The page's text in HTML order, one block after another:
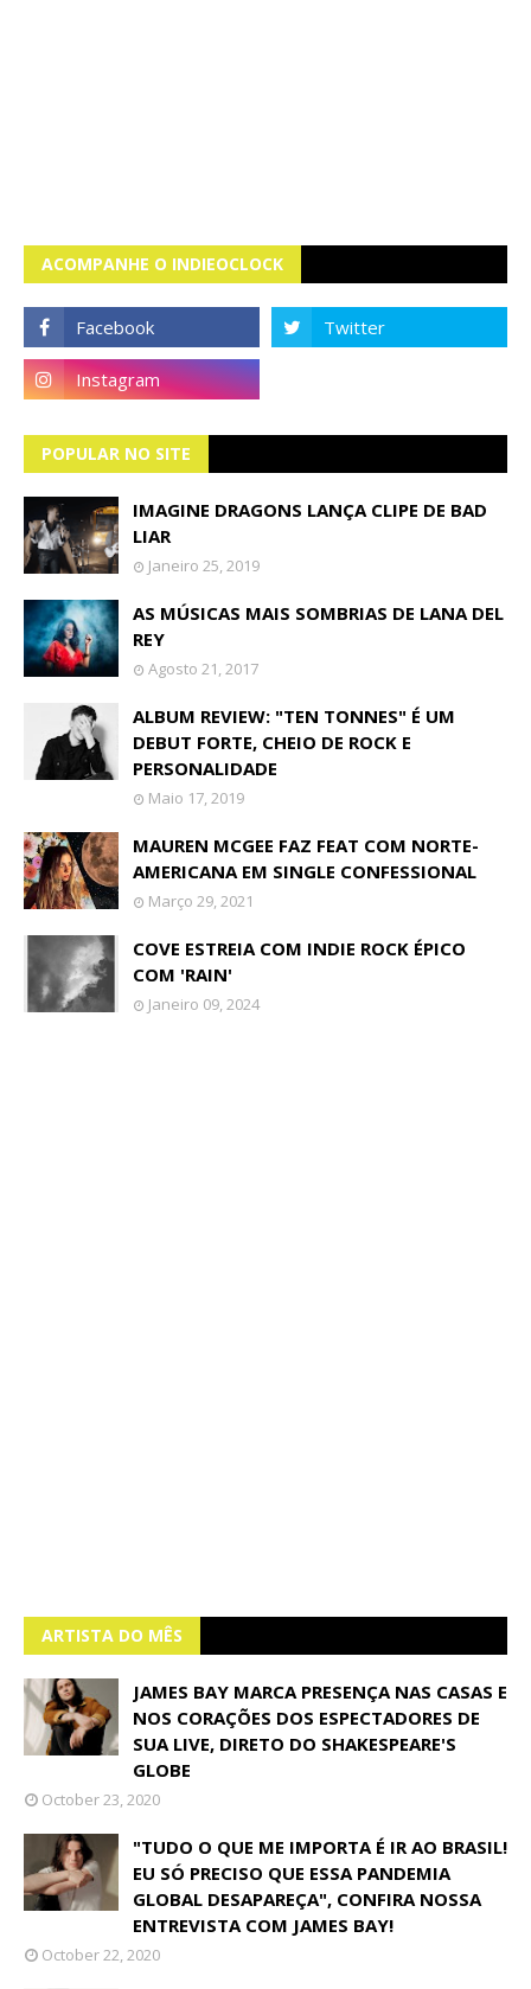
ACOMPANHE O INDIEOCLOCK
POPULAR NO SITE
IMAGINE DRAGONS LANÇA CLIPE DE BAD
LIAR
Janeiro 25, 2019
AS MÚSICAS MAIS SOMBRIAS DE LANA DEL
REY
Agosto 21, 2017
ALBUM REVIEW: "TEN TONNES" É UM
DEBUT FORTE, CHEIO DE ROCK E
PERSONALIDADE
Maio 17, 2019
MAUREN MCGEE FAZ FEAT COM NORTE-
AMERICANA EM SINGLE CONFESSIONAL
Março 29, 2021
COVE ESTREIA COM INDIE ROCK ÉPICO
COM 'RAIN'
Janeiro 09, 2024
ARTISTA DO MÊS
JAMES BAY MARCA PRESENÇA NAS CASAS E
NOS CORAÇÕES DOS ESPECTADORES DE
SUA LIVE, DIRETO DO SHAKESPEARE'S
GLOBE
October 23, 2020
"TUDO O QUE ME IMPORTA É IR AO BRASIL!
EU SÓ PRECISO QUE ESSA PANDEMIA
GLOBAL DESAPAREÇA", CONFIRA NOSSA
ENTREVISTA COM JAMES BAY!
October 22, 2020